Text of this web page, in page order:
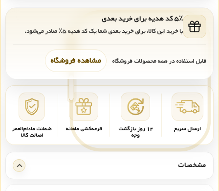
۵٪ کد هدیه برای خرید بعدی
با خرید این کالا، برای خرید بعدی شما یک کد هدیه۵٪ صادر می‌شود.
قابل استفاده در همه محصولات فروشگاه مشاهده فروشگاه
ارسال سریع ۱۴ روز بازگشت
وجه
قرعه‌کشی ماهانه ضمانت مادام‌العمر
اصالت کالا
مشخصات